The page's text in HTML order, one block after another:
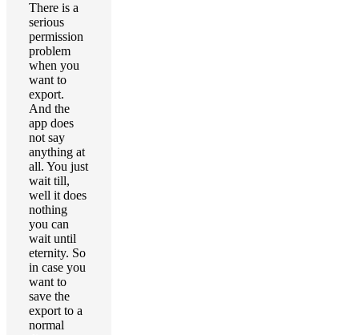
There is a
serious
permission
problem
when you
want to
export.
And the
app does
not say
anything at
all. You just
wait till,
well it does
nothing
you can
wait until
eternity. So
in case you
want to
save the
export to a
normal